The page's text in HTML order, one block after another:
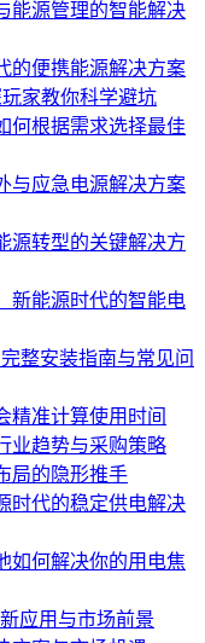
能源管理的智能解决
的便携能源解决方案
家教你科学避坑
何根据需求选择最佳
与应急电源解决方案
源转型的关键解决方
新能源时代的智能电
整安装指南与常见问
精准计算使用时间
业趋势与采购策略
局的隐形推手
时代的稳定供电解决
如何解决你的用电焦
应用与市场前景